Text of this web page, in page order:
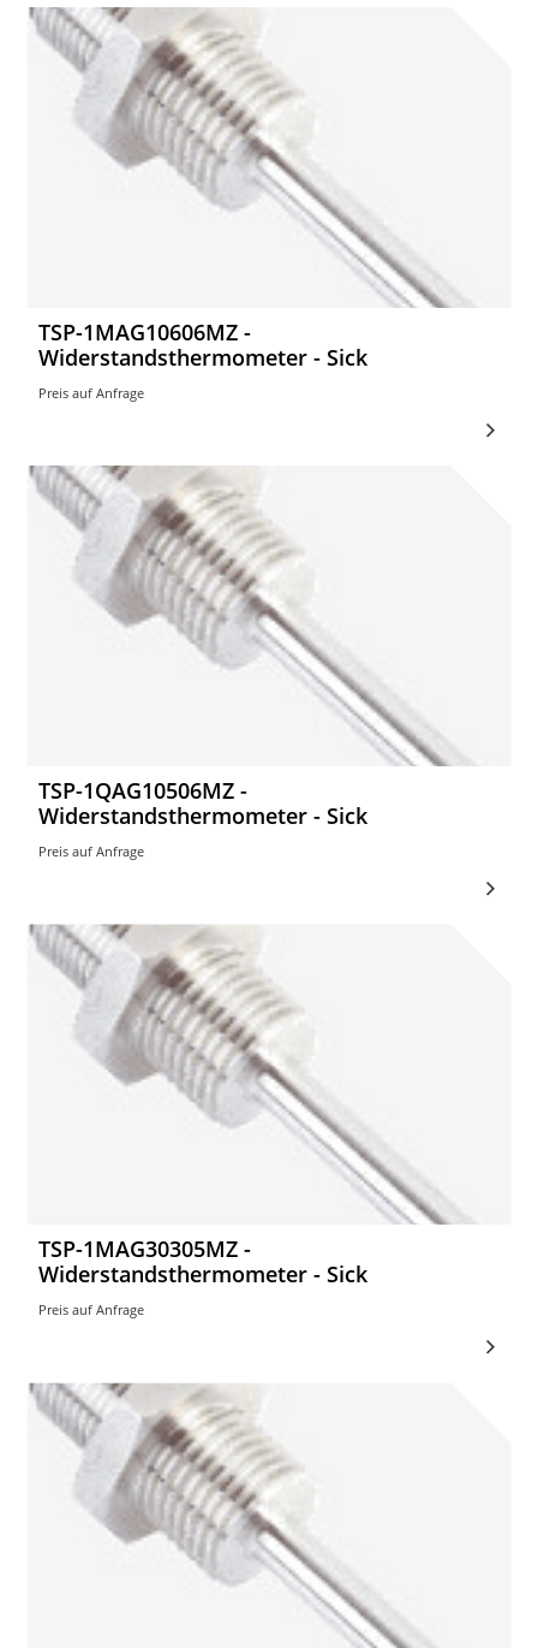
TSP-1MAG10606MZ -
Widerstandsthermometer - Sick
Preis auf Anfrage
TSP-1QAG10506MZ -
Widerstandsthermometer - Sick
Preis auf Anfrage
TSP-1MAG30305MZ -
Widerstandsthermometer - Sick
Preis auf Anfrage